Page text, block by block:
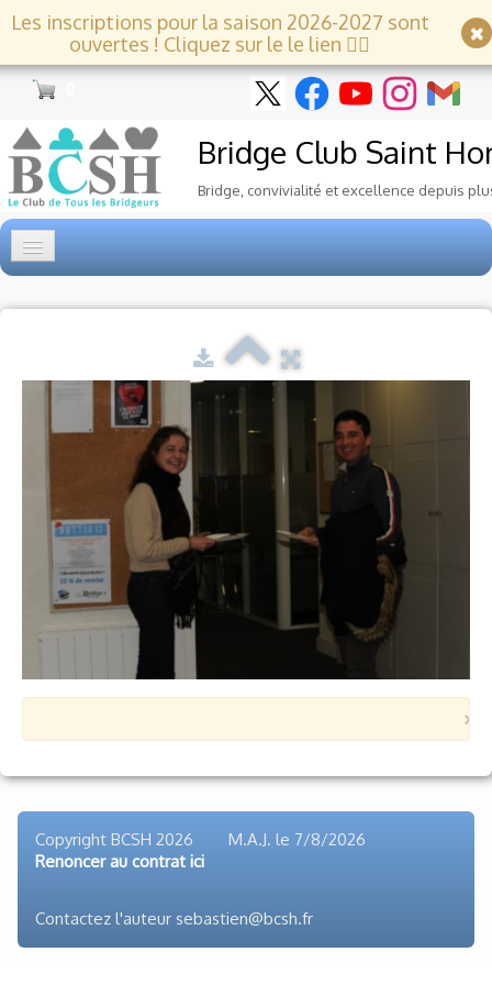
Les inscriptions pour la saison 2026-2027 sont
ouvertes ! Cliquez sur le le lien 👇🏻
Bridge Club Saint
Bridge, convivialité et excellence depuis
Ecole de Bridge▼
Le Club
Voyages et festivals
Photos▼
Liens
×
Copyright BCSH 2026 M.A.J. le 7/8/2026
Renoncer au contrat ici
Contactez l'auteur sebastien@bcsh.fr